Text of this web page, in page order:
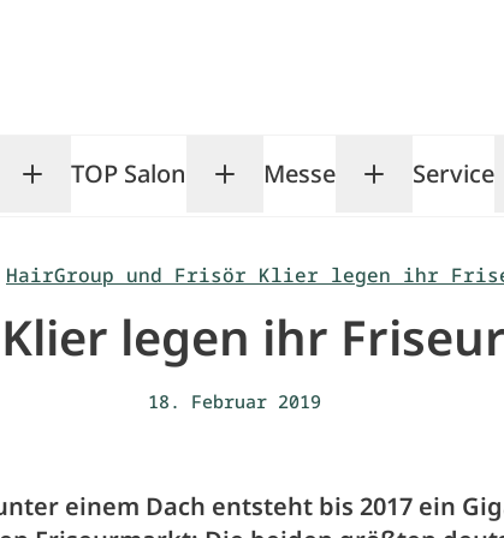
Toggle Magazin submenu
TOP Salon Toggle TOP Salon
Messe ToggleService
HairGroup und Frisör Klier legen ihr
legen ihr
18. Februar 2019
einem Dach entsteht bis 2017 ein